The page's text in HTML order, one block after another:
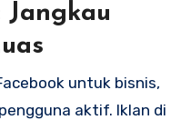
Jangkau
untuk bisnis,
aktif. Iklan di